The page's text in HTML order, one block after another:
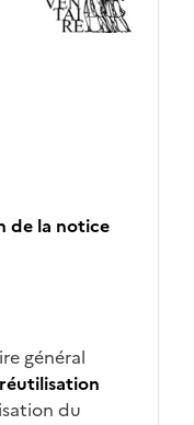
de la notice
général
du